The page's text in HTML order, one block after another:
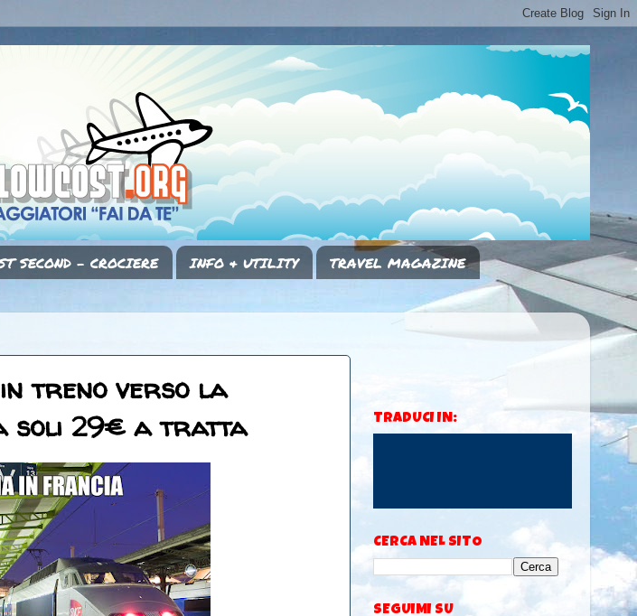
SECOND - CROCIERE INFO & UTILITY
TRAVEL MAGAZINE
in treno verso la
soli 29€ a tratta
TRADUCI IN:
CERCA NEL SITO
SEGUIMI SU